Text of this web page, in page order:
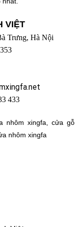
VIỆT
Trưng, Hà Nội
433
nhôm xingfa
cửa gỗ
nhôm xingfa